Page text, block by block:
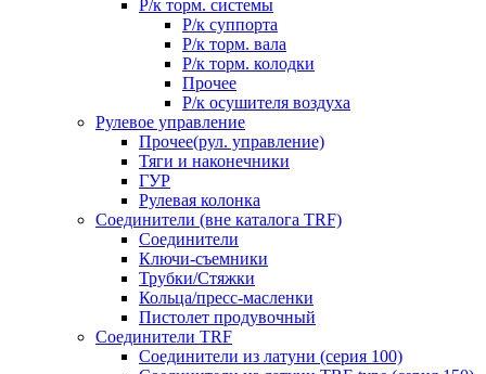
Р/к торм. системы
Р/к суппорта
Р/к торм. вала
Р/к торм. колодки
Прочее
Р/к осушителя воздуха
Рулевое управление
Прочее(рул. управление)
Тяги и наконечники
ГУР
Рулевая колонка
Соединители (вне каталога TRF)
Соединители
Ключи-cъемники
Трубки/Стяжки
Кольца/пресс-масленки
Пистолет продувочный
Соединители TRF
Соединители из латуни (серия 100)